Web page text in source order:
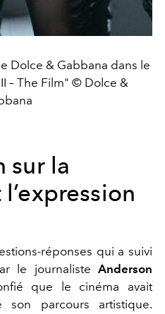
Dolce & Gabbana dans le
– The Film" © Dolce &
sur la
réponses qui a suivi
le journaliste Anderson
que le cinéma avait
son parcours artistique.